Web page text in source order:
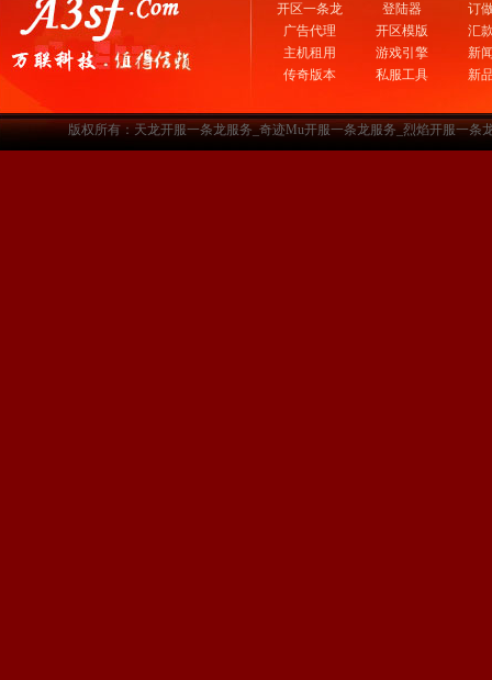
开区一条龙
广告代理
主机租用
传奇版本
登陆器
开区模版
游戏引擎
私服工具
订
汇
新
新
版权所有：天龙开服一条龙服务_奇迹Mu开服一条龙服务_烈焰开服一条